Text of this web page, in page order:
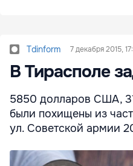
Tdinform 7 декабря 2015,
В Тирасполе
5850 долларов США,
были похищены из
ул. Советской армии